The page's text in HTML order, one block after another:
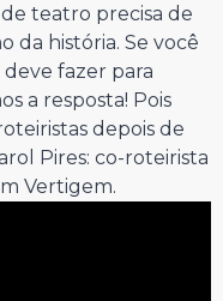
teatro precisa de
da história. Se você
fazer para
a resposta! Pois
depois de
Pires: co-roteirista
Vertigem.